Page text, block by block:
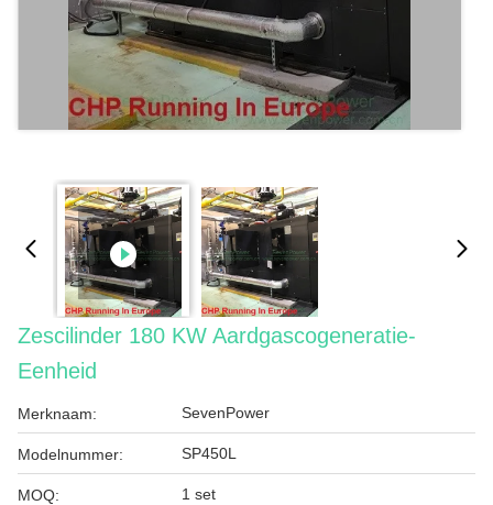
Zescilinder 180 KW Aardgascogeneratie-
Eenheid
Merknaam: SevenPower
Modelnummer: SP450L
MOQ: 1 set